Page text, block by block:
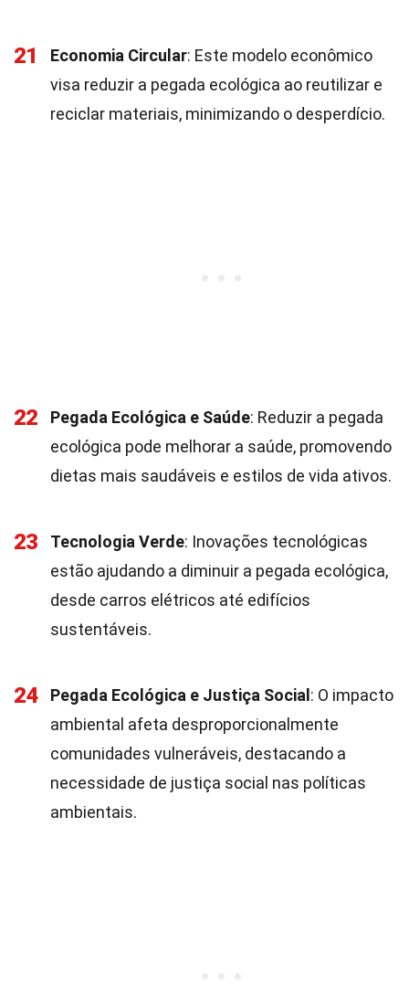
21 Economia Circular: Este modelo econômico
visa reduzir a pegada ecológica ao reutilizar e
reciclar materiais, minimizando o desperdício.
22 Pegada Ecológica e Saúde: Reduzir a pegada
ecológica pode melhorar a saúde, promovendo
dietas mais saudáveis e estilos de vida ativos.
23 Tecnologia Verde: Inovações tecnológicas
estão ajudando a diminuir a pegada ecológica,
desde carros elétricos até edifícios
sustentáveis.
24 Pegada Ecológica e Justiça Social : O impacto
ambiental afeta desproporcionalmente
comunidades vulneráveis, destacando a
necessidade de justiça social nas políticas
ambientais.